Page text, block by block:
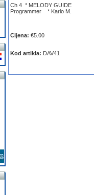
Ch 4 * MELODY GUIDE
Programmer * Karlo M.
Cijena: €5.00
Kod artikla: DAV41